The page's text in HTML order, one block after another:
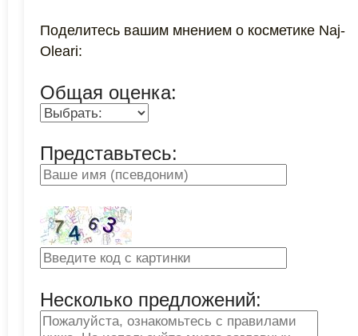
Поделитесь вашим мнением о косметике Naj-
Oleari:
Общая оценка:
Представьтесь:
Несколько предложений: